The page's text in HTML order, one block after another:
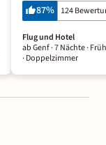
87% 124
Flug und Hotel
ab Genf ·7 Nächte·
· Doppelzimmer